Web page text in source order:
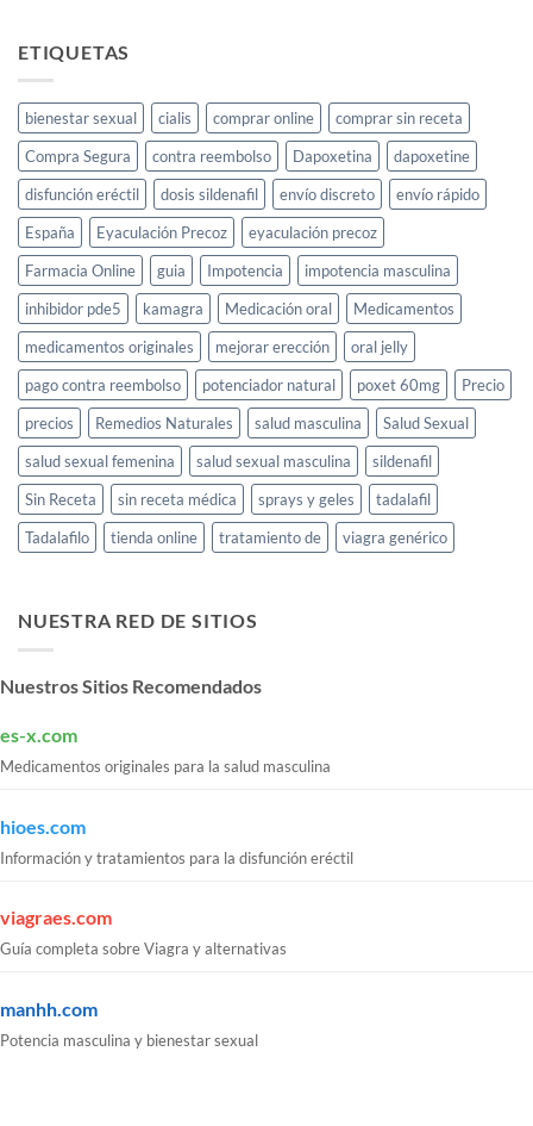
ETIQUETAS
bienestar sexual cialis comprar online
comprar sin receta
Compra Segura
contra reembolso Dapoxetina
dapoxetine
disfunción eréctil
dosis sildenafil envío discreto
envío rápido
España
Eyaculación Precoz
eyaculación precoz
Farmacia Online
guia Impotencia
impotencia masculina
inhibidor pde5
kamagra Medicación oral
Medicamentos
medicamentos originales
mejorar erección
oral jelly
pago contra reembolso
potenciador natural poxet 60mg
Precio
precios
Remedios Naturales salud masculina
Salud Sexual
salud sexual femenina
salud sexual masculina
sildenafil
Sin Receta
sin receta médica sprays y geles
tadalafil
Tadalafilo
tienda online tratamiento de viagra genérico
NUESTRA RED DE SITIOS
Nuestros Sitios Recomendados
es-x.com
Medicamentos originales para la salud masculina
hioes.com
Información y tratamientos para la disfunción eréctil
viagraes.com
Guía completa sobre Viagra y alternativas
manhh.com
Potencia masculina y bienestar sexual